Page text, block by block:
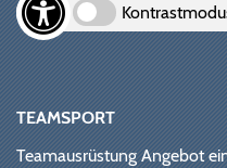
TEAMSPORT
Teamausrüstung Angebot